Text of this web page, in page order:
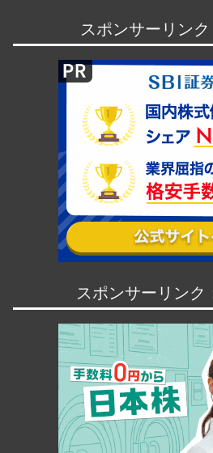
スポンサーリン
スポンサーリンク